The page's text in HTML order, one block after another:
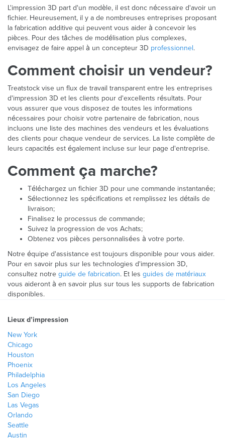
L'impression 3D part d'un modèle, il est donc nécessaire d'avoir un
fichier. Heureusement, il y a de nombreuses entreprises proposant
la fabrication additive qui peuvent vous aider à concevoir les
pièces. Pour des tâches de modélisation plus complexes,
envisagez de faire appel à un concepteur 3D professionnel.
Comment choisir un vendeur?
Treatstock vise un flux de travail transparent entre les entreprises
d'impression 3D et les clients pour d'excellents résultats. Pour
vous assurer que vous disposez de toutes les informations
nécessaires pour choisir votre partenaire de fabrication, nous
incluons une liste des machines des vendeurs et les évaluations
des clients pour chaque vendeur de services. La liste complète de
leurs capacités est également incluse sur leur page d'entreprise.
Comment ça marche?
Téléchargez un fichier 3D pour une commande instantanée;
Sélectionnez les spécifications et remplissez les détails de
livraison;
Finalisez le processus de commande;
Suivez la progression de vos Achats;
Obtenez vos pièces personnalisées à votre porte.
Notre équipe d'assistance est toujours disponible pour vous aider.
Pour en savoir plus sur les technologies d'impression 3D,
consultez notre guide de fabrication. Et les guides de matériaux
vous aideront à en savoir plus sur tous les supports de fabrication
disponibles.
Lieux d’impression
New York
Chicago
Houston
Phoenix
Philadelphia
Los Angeles
San Diego
Las Vegas
Orlando
Seattle
Austin